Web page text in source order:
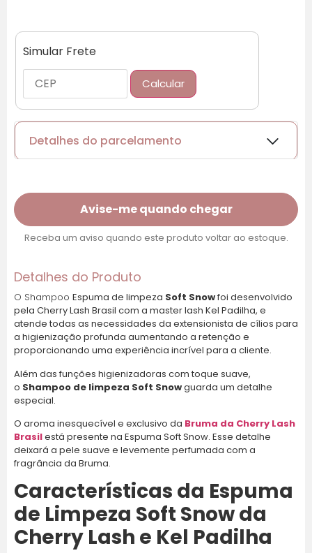
Simular Frete
Calcular
Detalhes do parcelamento
1x de R$ 72,09 sem
juros
2x de R$ 36,05 sem
juros
R$ 72,09
3x de R$ 24,03 sem
juros
R$ 72,09
4x de R$ 18,02 sem
juros
R$ 72,09
juros
6x de R$ 13,26 com
juros
R$ 79,56
Avise-me quando chegar
Receba um aviso quando este produto voltar ao estoque.
Detalhes do Produto
O Shampoo Espuma de limpeza Soft Snowfoi desenvolvido
pela Cherry Lash Brasil com a master lash Kel Padilha, e
atende todas as necessidades da extensionista de cílios para
a higienização profunda aumentando a retenção e
proporcionando uma experiência incrível para a cliente.
Além das funções higienizadoras com toque suave,
o Shampoo de limpeza Soft Snowguarda um detalhe
especial.
O aroma inesquecível e exclusivo da Bruma da Cherry Lash
Brasilestá presente na Espuma Soft Snow. Esse detalhe
deixará a pele suave e levemente perfumada com a
fragrância da Bruma.
Características da Espuma
de Limpeza Soft Snow da
Cherry Lash e Kel Padilha